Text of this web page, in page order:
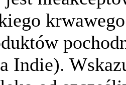
Indie).